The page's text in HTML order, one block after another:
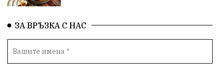
български художници
Семейство Новости
Възстановки
ЗА ВРЪЗКА С НАС